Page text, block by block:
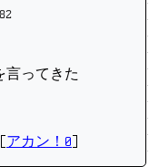
言ってきた
アカン！0